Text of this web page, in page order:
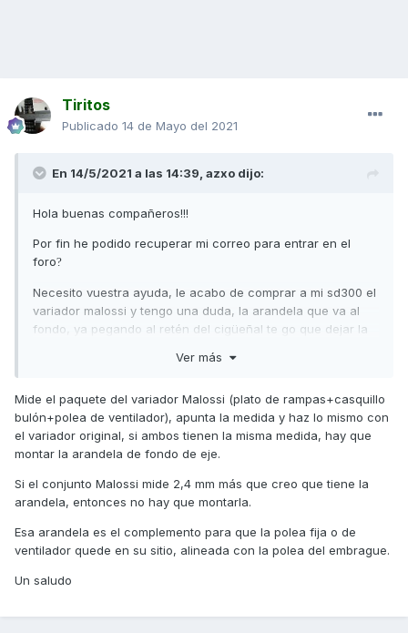
Tiritos
Publicado 14 de Mayo del 2021
En 14/5/2021 a las 14:39, azxo dijo:
Hola buenas compañeros!!!
Por fin he podido recuperar mi correo para entrar en el
foro?
Necesito vuestra ayuda, le acabo de comprar a mi sd300 el
variador malossi y tengo una duda, la arandela que va al
fondo, ya pegando al retén del cigüeñal te go que dejar la
que lleva la moto o no poner ninguna, muuuuuchas gracias
compañeros
Ver más
Mide el paquete del variador Malossi (plato de rampas+casquillo
bulón+polea de ventilador), apunta la medida y haz lo mismo con
el variador original, si ambos tienen la misma medida, hay que
montar la arandela de fondo de eje.
Si el conjunto Malossi mide 2,4 mm más que creo que tiene la
arandela, entonces no hay que montarla.
Esa arandela es el complemento para que la polea fija o de
ventilador quede en su sitio, alineada con la polea del embrague.
Un saludo